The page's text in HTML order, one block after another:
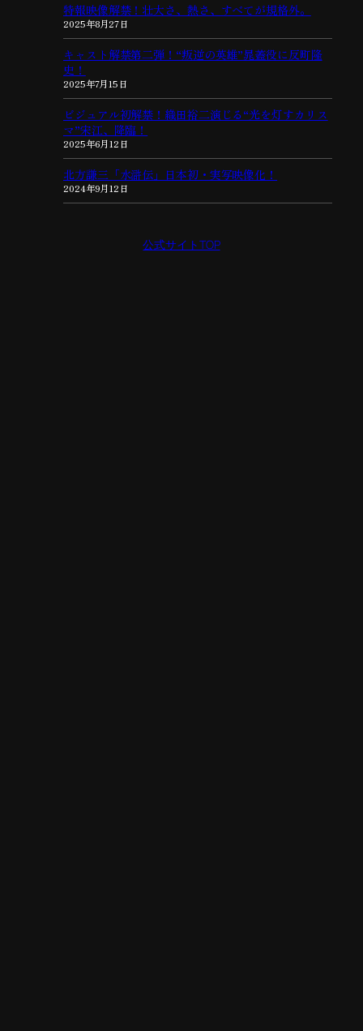
特報映像解禁！壮大さ、熱さ、すべてが規格外。
2025年8月27日
キャスト解禁第二弾！“叛逆の英雄”晁蓋役に反町隆
史！
2025年7月15日
ビジュアル初解禁！織田裕二演じる“光を灯すカリス
マ”宋江、降臨！
2025年6月12日
北方謙三「水滸伝」日本初・実写映像化！
2024年9月12日
公式サイトTOP